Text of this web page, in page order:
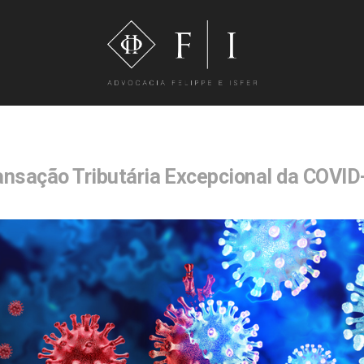
Tributária Excepcional da